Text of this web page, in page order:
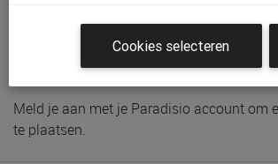
Klantenbeoordelingen
Schrijf de eerste beoordeling
Meld je aan met je Paradisio account om
te plaatsen.
Cookies selecteren